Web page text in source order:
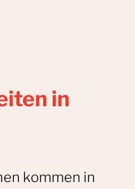
in
kommen in